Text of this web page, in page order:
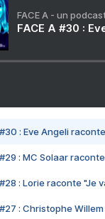
FACE A - un
FACE A #30 :
#30 : Eve Angeli
#29 : MC Solaar
#28 : Lorie raconte "Je
#27 : Christophe